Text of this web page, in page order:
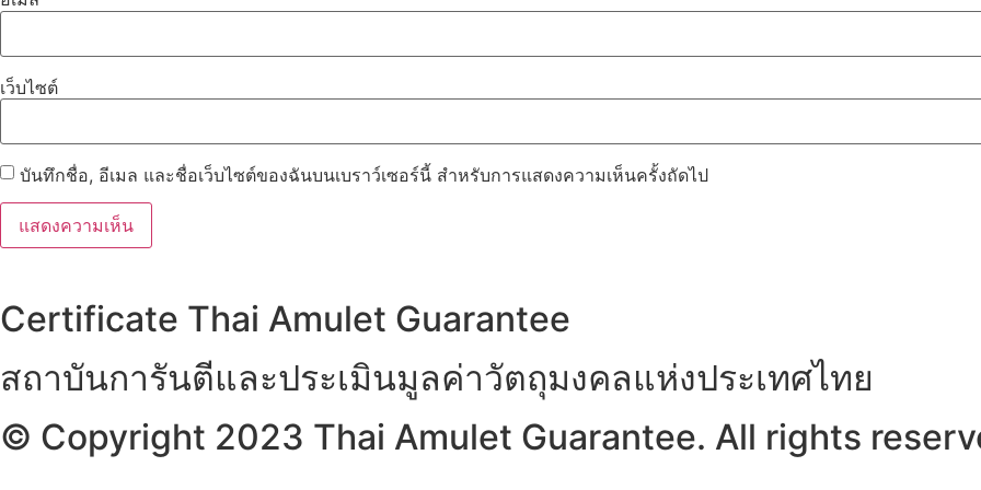
เว็บไซต์
บันทึกชื่อ, อีเมล และชื่อเว็บไซต์ของฉันบนเบราว์เซอร์นี้ สำหรับการแสดงความเห็นครั้งถัดไป
Certificate Thai Amulet Guarantee
สถาบันการันตีและประเมินมูลค่าวัตถุมงคลแห่งประเทศไทย
© Copyright 2023 Thai Amulet Guarantee. All rights